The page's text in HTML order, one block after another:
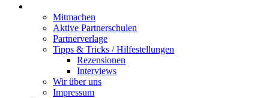
Mitmachen
Aktive Partnerschulen
Partnerverlage
Tipps & Tricks / Hilfestellungen
Rezensionen
Interviews
Wir über uns
Impressum